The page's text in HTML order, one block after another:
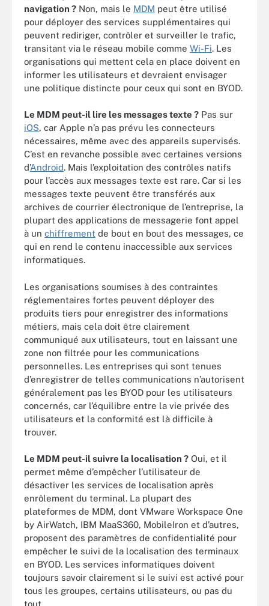
navigation ? Non, mais le MDM peut être utilisé
pour déployer des services supplémentaires qui
peuvent rediriger, contrôler et surveiller le trafic,
transitant via le réseau mobile comme Wi-Fi. Les
organisations qui mettent cela en place doivent en
informer les utilisateurs et devraient envisager
une politique distincte pour ceux qui sont en BYOD.
Le MDM peut-il lire les messages texte ? Pas sur
iOS, car Apple n’a pas prévu les connecteurs
nécessaires, même avec des appareils supervisés.
C’est en revanche possible avec certaines versions
d’Android. Mais l’exploitation des contrôles natifs
pour l’accès aux messages texte est rare. Car si les
messages texte peuvent être transférés aux
archives de courrier électronique de l’entreprise, la
plupart des applications de messagerie font appel
à un chiffrement de bout en bout des messages, ce
qui en rend le contenu inaccessible aux services
informatiques.
Les organisations soumises à des contraintes
réglementaires fortes peuvent déployer des
produits tiers pour enregistrer des informations
métiers, mais cela doit être clairement
communiqué aux utilisateurs, tout en laissant une
zone non filtrée pour les communications
personnelles. Les entreprises qui sont tenues
d’enregistrer de telles communications n’autorisent
généralement pas les BYOD pour les utilisateurs
concernés, car l’équilibre entre la vie privée des
utilisateurs et la conformité est là difficile à
trouver.
Le MDM peut-il suivre la localisation ? Oui, et il
permet même d’empêcher l’utilisateur de
désactiver les services de localisation après
enrôlement du terminal. La plupart des
plateformes de MDM, dont VMware Workspace One
by AirWatch, IBM MaaS360, MobileIron et d’autres,
proposent des paramètres de confidentialité pour
empêcher le suivi de la localisation des terminaux
en BYOD. Les services informatiques doivent
toujours savoir clairement si le suivi est activé pour
tous les groupes, certains utilisateurs, ou pas du
tout.